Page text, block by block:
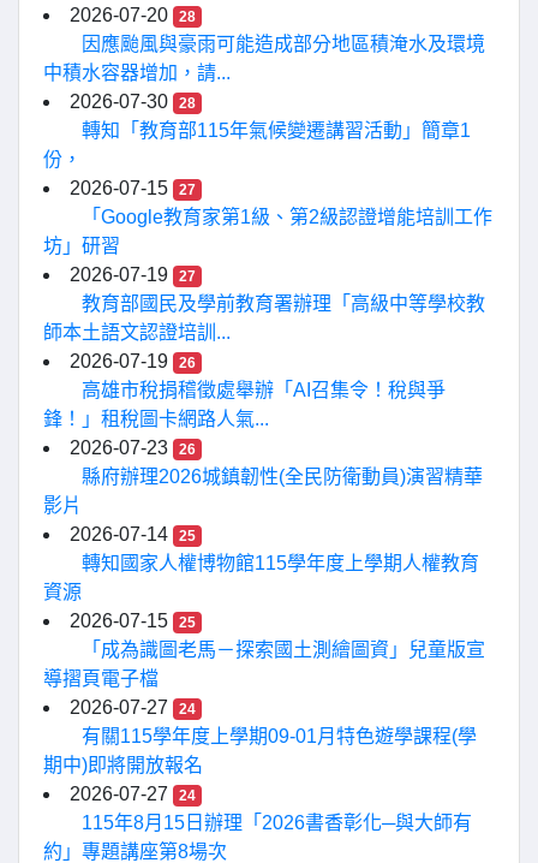
2026-07-20
28
因應颱風與豪雨可能造成部分地區積淹水及環境
中積水容器增加，請...
2026-07-30
28
轉知「教育部115年氣候變遷講習活動」簡章1
份，
2026-07-15
27
「Google教育家第1級、第2級認證增能培訓工作
坊」研習
2026-07-19
27
教育部國民及學前教育署辦理「高級中等學校教
師本土語文認證培訓...
2026-07-19
26
高雄市稅捐稽徵處舉辦「AI召集令！稅與爭
鋒！」租稅圖卡網路人氣...
2026-07-23
26
縣府辦理2026城鎮韌性(全民防衛動員)演習精華
影片
2026-07-14
25
轉知國家人權博物館115學年度上學期人權教育
資源
2026-07-15
25
「成為識圖老馬－探索國土測繪圖資」兒童版宣
導摺頁電子檔
2026-07-27
24
有關115學年度上學期09-01月特色遊學課程(學
期中)即將開放報名
2026-07-27
24
115年8月15日辦理「2026書香彰化─與大師有
約」專題講座第8場次